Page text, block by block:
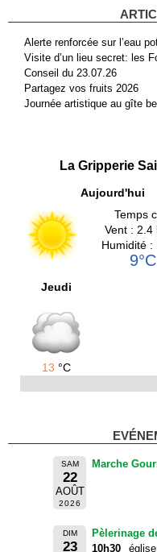
Alerte renforcée sur l’eau
Visite d’un lieu secret: les
Conseil du 23.07.26
Partagez vos fruits 2026
Journée artistique au gîte
La Gripperie
Aujourd'hui
Temps
Vent : 2.4
Humidité :
9°C
Jeudi
13 °C
SAM
22
AOÛT
2026
Marche
DIM
23
Pèlerinage
10h30